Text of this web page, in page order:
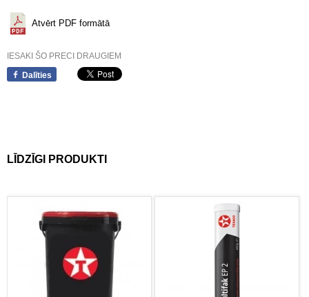
Atvērt PDF formātā
IESAKI ŠO PRECI DRAUGIEM
Dalīties
LĪDZĪGI PRODUKTI